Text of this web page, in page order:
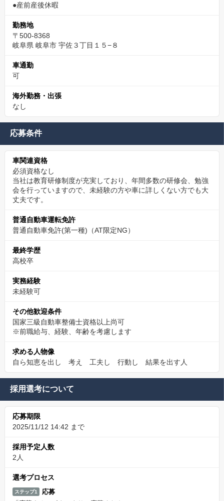
●産前産後休暇
勤務地
〒500-8368
岐阜県 岐阜市 宇佐３丁目１５−８
車通勤
可
海外勤務・出張
なし
応募条件
車関連資格
必須資格なし
当社は教育研修制度が充実しており、年間多数の研修会、勉強
会を行っていますので、未経験の方や車に詳しくない方でも大
丈夫です。
普通自動車運転免許
普通自動車免許(第一種)（AT限定NG）
最終学歴
高校卒
実務経験
未経験可
その他歓迎条件
国家三級自動車整備士資格以上尚可
※前職給与、経験、年齢を考慮します
求める人物像
自ら知恵を出し 考え 工夫し 行動し 結果を出す人
採用選考について
応募期限
2025/11/12 14:42 まで
採用予定人数
2人
選考プロセス
ステップ1
応募